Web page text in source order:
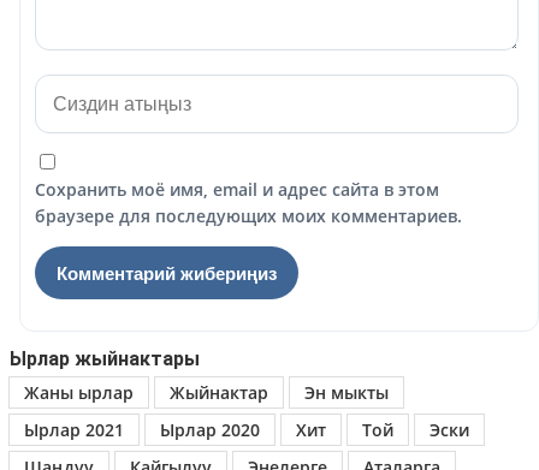
Сохранить моё имя, email и адрес сайта в этом
браузере для последующих моих комментариев.
Ырлар жыйнактары
Жаны ырлар
Жыйнактар
Эн мыкты
Ырлар 2021
Ырлар 2020 Хит Той
Эски